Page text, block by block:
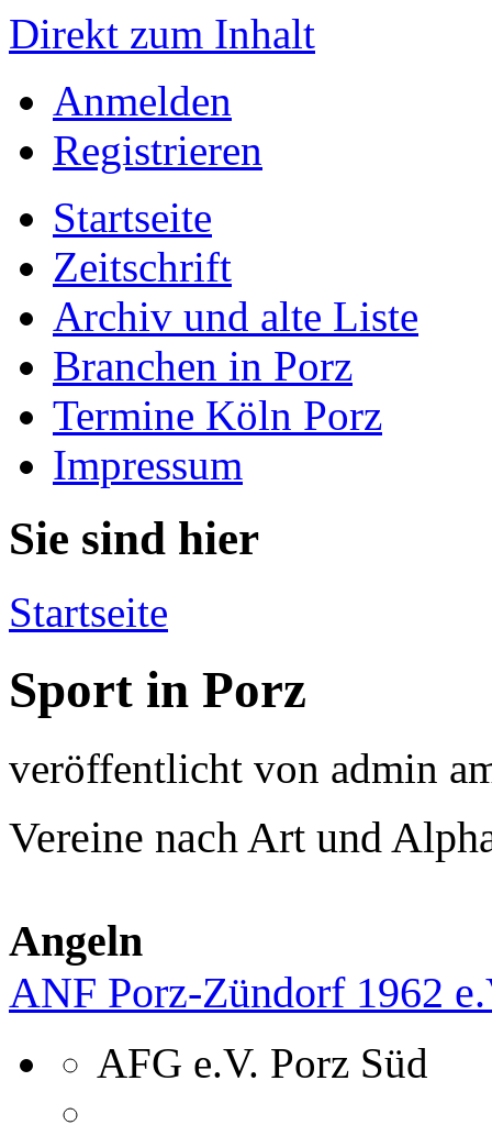
Direkt zum Inhalt
Anmelden
Registrieren
Startseite
Zeitschrift
Archiv und alte Liste
Branchen in Porz
Termine Köln Porz
Impressum
Sie sind hier
Startseite
Sport in Porz
veröffentlicht von admin
Vereine nach Art und
Angeln
ANF Porz-Zündorf 1962
AFG e.V. Porz Süd